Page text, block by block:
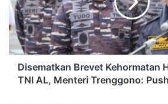
Disematkan Brevet Kehormatan
TNI AL, Menteri Trenggono: